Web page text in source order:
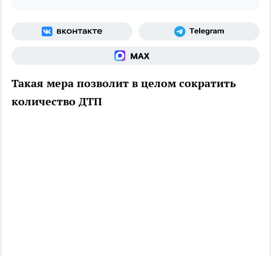
Такая мера позволит в целом сократить
количество ДТП